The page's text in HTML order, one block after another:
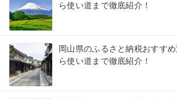
ら使い道まで徹底紹介！
岡山県のふるさと納税おすす
ら使い道まで徹底紹介！